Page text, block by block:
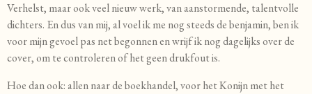
Verhelst, maar ook veel nieuw werk, van aanstormende, talentvolle
dichters. En dus van mij, al voel ik me nog steeds de benjamin, ben ik
voor mijn gevoel pas net begonnen en wrijf ik nog dagelijks over de
cover, om te controleren of het geen drukfout is.
Hoe dan ook: allen naar de boekhandel, voor het Konijn met het